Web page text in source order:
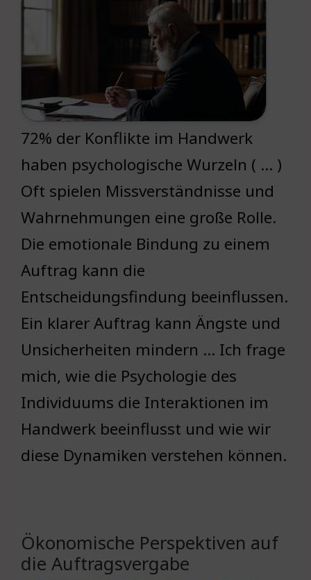
72% der Konflikte im Handwerk
haben psychologische Wurzeln ( … )
Oft spielen Missverständnisse und
Wahrnehmungen eine große Rolle.
Die emotionale Bindung zu einem
Auftrag kann die
Entscheidungsfindung beeinflussen.
Ein klarer Auftrag kann Ängste und
Unsicherheiten mindern … Ich frage
mich, wie die Psychologie des
Individuums die Interaktionen im
Handwerk beeinflusst und wie wir
diese Dynamiken verstehen können.
Ökonomische Perspektiven auf
die Auftragsvergabe